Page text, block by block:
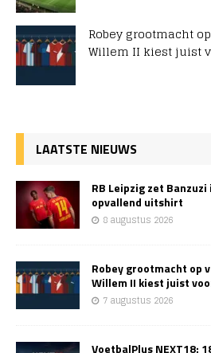
Robey grootmacht
Willem II kiest juist
LAATSTE NIEUWS
RB Leipzig zet
opvallend uitshirt
8 augustus 2026
Robey grootmacht op
Willem II kiest juist
7 augustus 2026
VoetbalPlus NEXT18: